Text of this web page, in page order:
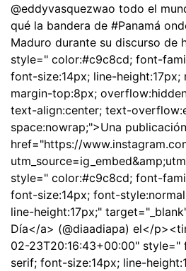
@eddyvasquezwao todo el
qué la bandera de #Panamá
Maduro durante su discurso de
style=" color:#c9c8cd; font-
font-size:14px; line-
margin-top:8px;
text-align:center; text-
space:nowrap;">Una
href="https://
style=" color:#c9c8cd; font-
font-size:14px; font-
line-height:17px;"
Día</a> (@diaadiapa) el</
02-23T20:16:43+00:00" style="
serif; font-size:14px; line-